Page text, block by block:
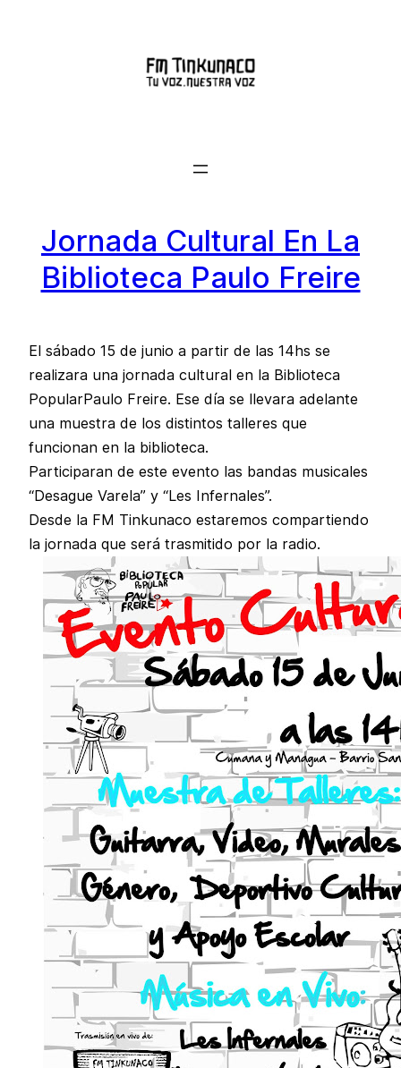
Jornada Cultural En La
Biblioteca Paulo Freire
El sábado 15 de junio a partir de las 14hs se
realizara una jornada cultural en la Biblioteca
PopularPaulo Freire. Ese día se llevara adelante
una muestra de los distintos talleres que
funcionan en la biblioteca.
Participaran de este evento las bandas musicales
“Desague Varela” y “Les Infernales”.
Desde la FM Tinkunaco estaremos compartiendo
la jornada que será trasmitido por la radio.